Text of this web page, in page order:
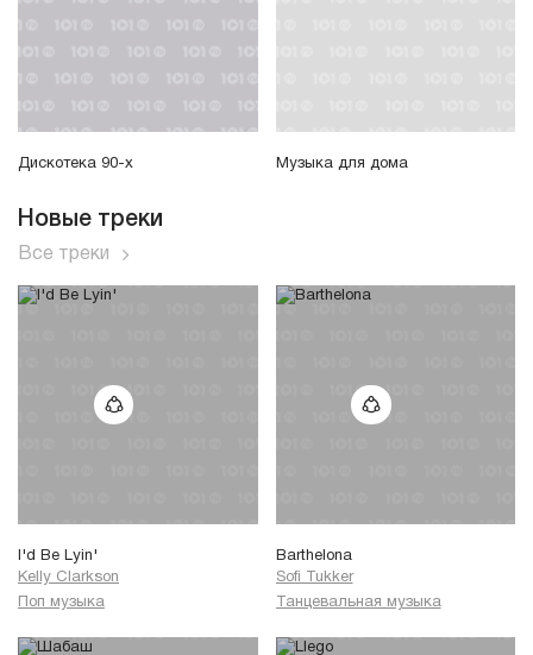
Дискотека 90-х Музыка для дома
Новые треки
Все треки
I'd Be Lyin'
Kelly Clarkson
Поп музыка
Barthelona
Sofi Tukker
Танцевальная музыка